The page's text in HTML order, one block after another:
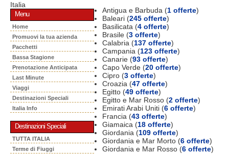
Italia
Menu
Home
Promuovi la tua azienda
Pacchetti
Bassa Stagione
Prenotazione Anticipata
Last Minute
Viaggi
Destinazioni Speciali
Italia Info
Destinazioni Speciali
TUTTA ITALIA
Terme di Fiuggi
Antigua e Barbuda (1 offerte)
Baleari (245 offerte)
Basilicata (4 offerte)
Brasile (3 offerte)
Calabria (137 offerte)
Campania (123 offerte)
Canarie (93 offerte)
Capo Verde (20 offerte)
Cipro (3 offerte)
Croazia (47 offerte)
Egitto (49 offerte)
Egitto e Mar Rosso (2 offerte)
Emirati Arabi Uniti (6 offerte)
Francia (43 offerte)
Giamaica (18 offerte)
Giordania (109 offerte)
Giordania e Mar Morto (6 offerte)
Giordania e Mar Rosso (6 offerte)